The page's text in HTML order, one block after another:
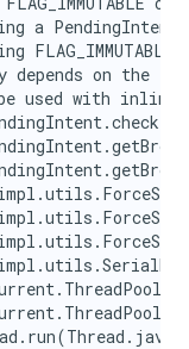
a PendingIntent.
on the
used with inline